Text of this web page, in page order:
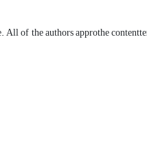
of the authors approthe